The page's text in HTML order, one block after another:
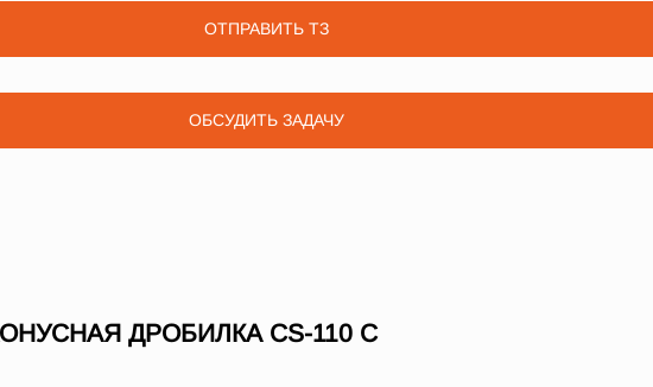
ОТПРАВИТЬ ТЗ
ОБСУДИТЬ ЗАДАЧУ
ДРОБИЛКА СS-110 C